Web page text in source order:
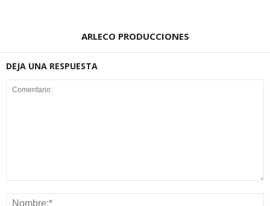
ARLECO PRODUCCIONES
DEJA UNA RESPUESTA